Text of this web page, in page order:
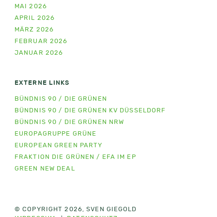
MAI 2026
APRIL 2026
MÄRZ 2026
FEBRUAR 2026
JANUAR 2026
EXTERNE LINKS
BÜNDNIS 90 / DIE GRÜNEN
BÜNDNIS 90 / DIE GRÜNEN KV DÜSSELDORF
BÜNDNIS 90 / DIE GRÜNEN NRW
EUROPAGRUPPE GRÜNE
EUROPEAN GREEN PARTY
FRAKTION DIE GRÜNEN / EFA IM EP
GREEN NEW DEAL
© COPYRIGHT 2026, SVEN GIEGOLD